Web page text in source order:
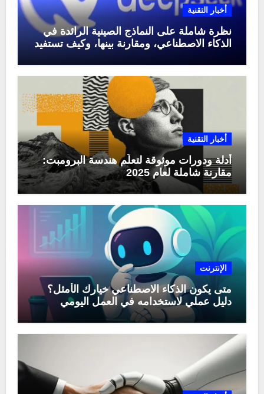
أخبار التقنية
نظرة شاملة على النماذج الصينية الرائدة في
الذكاء الاصطناعي، ومقارنة بينها، وكيف تستفيد
أخبار التقنية
أدلة ودورات موثوقة لتعلّم هندسة البرومبت:
مقارنة شاملة لعام 2025
الإنترنت
متى يكون الذكاء الاصطناعي خيارك الأمثل؟
دليل عملي لاستخدامه في العمل اليومي